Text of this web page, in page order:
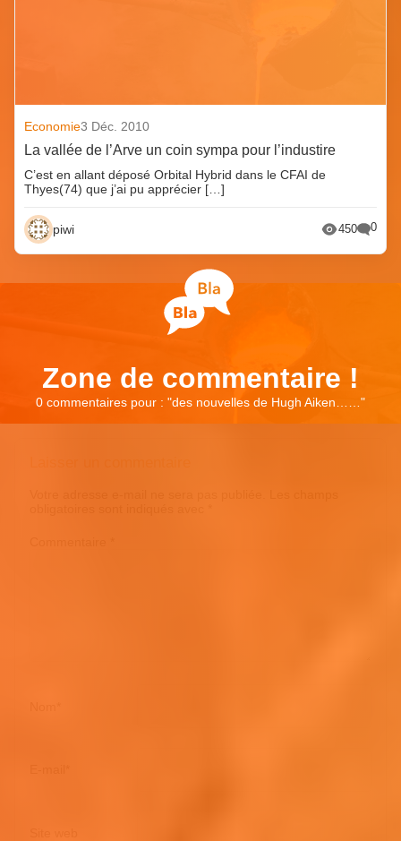
Economie3 Déc. 2010
La vallée de l’Arve un coin sympa pour l’industire
C’est en allant déposé Orbital Hybrid dans le CFAI de
Thyes(74) que j’ai pu apprécier […]
piwi 450 0
Zone de commentaire !
0 commentaires pour : "des nouvelles de Hugh Aiken…… "